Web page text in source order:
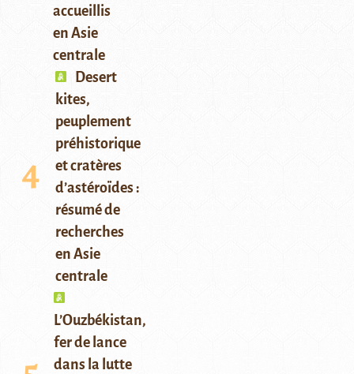
accueillis
en Asie
centrale
Desert
kites,
peuplement
préhistorique
et cratères
d’astéroïdes :
résumé de
recherches
en Asie
centrale
L’Ouzbékistan,
fer de lance
dans la lutte